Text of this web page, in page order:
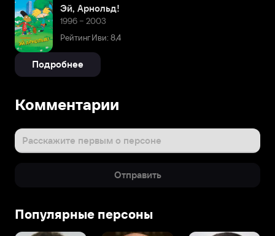
Эй, Арнольд!
1996 – 2003
Рейтинг Иви: 8,4
Подробнее
Комментарии
Расскажите первым о персоне
Отправить
Популярные персоны